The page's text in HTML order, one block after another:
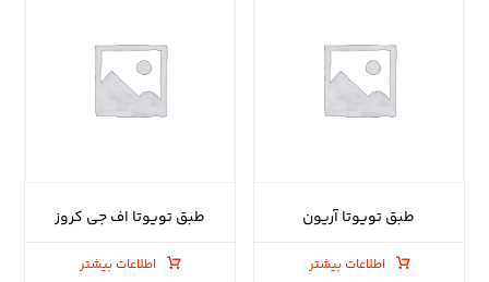
طبق تویوتا آریون
اطلاعات بیشتر
طبق تویوتا اف جی کروز
اطلاعات بیشتر